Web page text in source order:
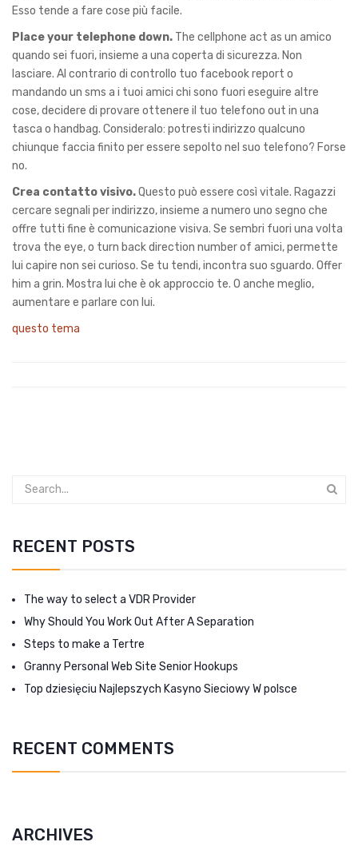
Esso tende a fare cose più facile.
Place your telephone down. The cellphone act as un amico
quando sei fuori, insieme a una coperta di sicurezza. Non
lasciare. Al contrario di controllo tuo facebook report o
mandando un sms a i tuoi amici chi sono fuori eseguire altre
cose, decidere di provare ottenere il tuo telefono out in una
tasca o handbag. Consideralo: potresti indirizzo qualcuno
chiunque faccia finito per essere sepolto nel suo telefono? Forse
no.
Crea contatto visivo.Questo può essere così vitale. Ragazzi
cercare segnali per indirizzo, insieme a numero uno segno che
offre tutti fine è comunicazione visiva. Se sembri fuori una volta
trova the eye, o turn back direction number of amici, permette
lui capire non sei curioso. Se tu tendi, incontra suo sguardo. Offer
him a grin. Mostra lui che è ok approccio te. O anche meglio,
aumentare e parlare con lui.
questo tema
RECENT POSTS
The way to select a VDR Provider
Why Should You Work Out After A Separation
Steps to make a Tertre
Granny Personal Web Site Senior Hookups
Top dziesięciu Najlepszych Kasyno Sieciowy W polsce
RECENT COMMENTS
ARCHIVES